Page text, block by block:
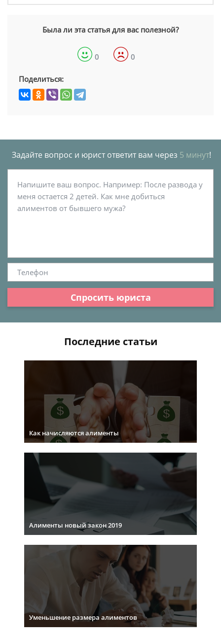
Была ли эта статья для вас полезной?
0 0
Поделиться:
Задайте вопрос и юрист ответит вам через 5 минут!
Спросить юриста
Последние статьи
Как начисляются алименты
Алименты новый закон 2019
Уменьшение размера алиментов